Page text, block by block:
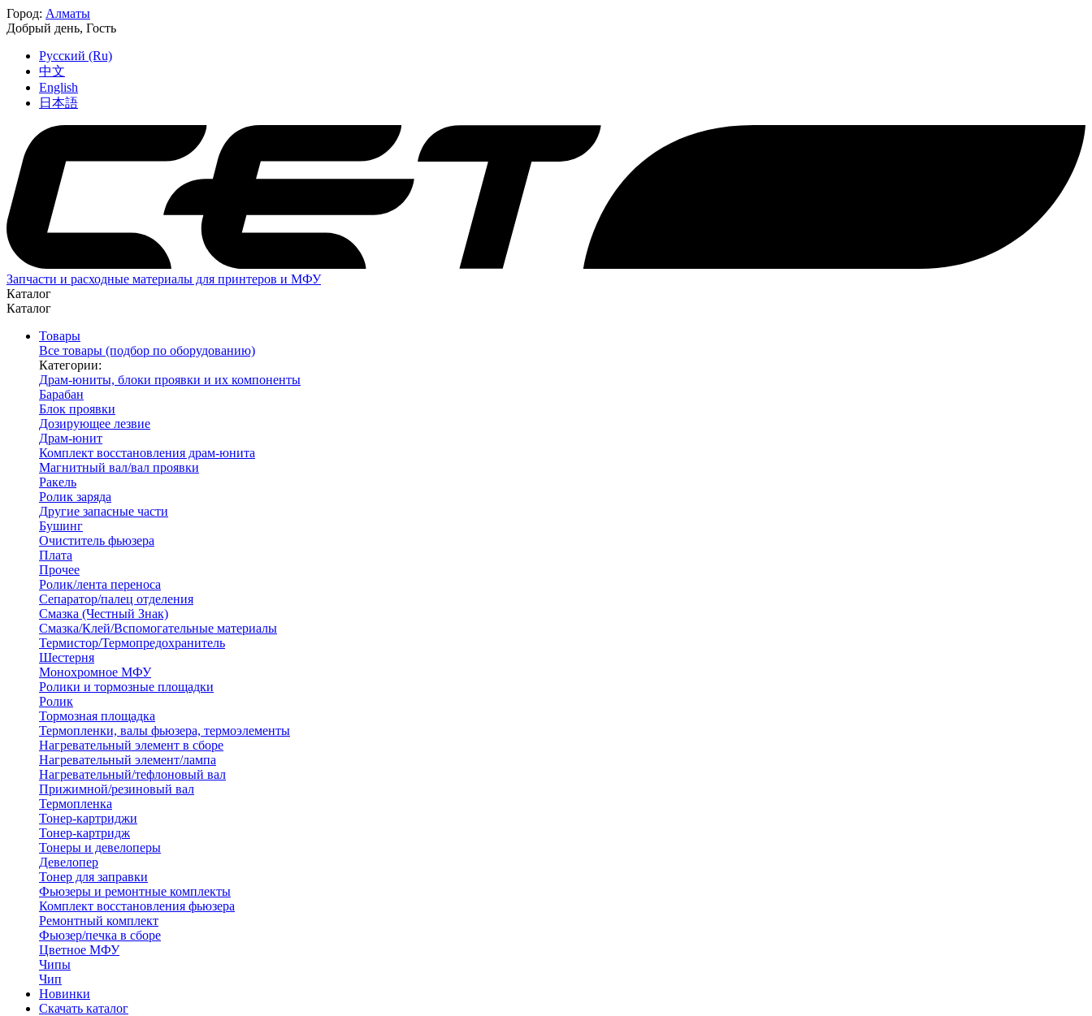
Город: Алматы
Добрый день, Гость
Русский (Ru)
中文
English
日本語
Запчасти и расходные материалы для принтеров и МФУ
Каталог
Каталог
Товары
Все товары (подбор по оборудованию)
Категории:
Драм-юниты, блоки проявки и их компоненты
Барабан
Блок проявки
Дозирующее лезвие
Драм-юнит
Комплект восстановления драм-юнита
Магнитный вал/вал проявки
Ракель
Ролик заряда
Другие запасные части
Бушинг
Очиститель фьюзера
Плата
Прочее
Ролик/лента переноса
Сепаратор/палец отделения
Смазка (Честный Знак)
Смазка/Клей/Вспомогательные материалы
Термистор/Термопредохранитель
Шестерня
Монохромное МФУ
Ролики и тормозные площадки
Ролик
Тормозная площадка
Термопленки, валы фьюзера, термоэлементы
Нагревательный элемент в сборе
Нагревательный элемент/лампа
Нагревательный/тефлоновый вал
Прижимной/резиновый вал
Термопленка
Тонер-картриджи
Тонер-картридж
Тонеры и девелоперы
Девелопер
Тонер для заправки
Фьюзеры и ремонтные комплекты
Комплект восстановления фьюзера
Ремонтный комплект
Фьюзер/печка в сборе
Цветное МФУ
Чипы
Чип
Новинки
Скачать каталог